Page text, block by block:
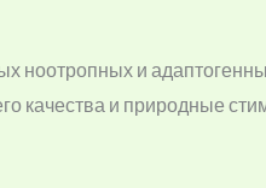
ноотропных и
качества и природные